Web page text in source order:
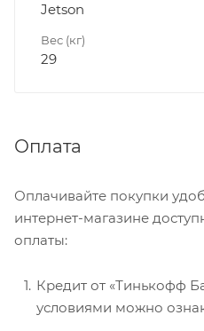
Jetson
Вес (кг)
29
Оплата
Оплачивайте покупки
интернет-магазине
оплаты:
Кредит от «Тинькофф
условиями можно